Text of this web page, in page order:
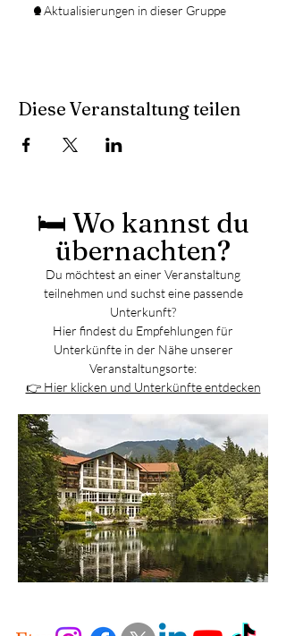
2 Aktualisierungen in dieser Gruppe
Diese Veranstaltung teilen
🛏️ Wo kannst du
übernachten?
Du möchtest an einer Veranstaltung
teilnehmen und suchst eine passende
Unterkunft?
Hier findest du Empfehlungen für
Unterkünfte in der Nähe unserer
Veranstaltungsorte:
👉 Hier klicken und Unterkünfte entdecken